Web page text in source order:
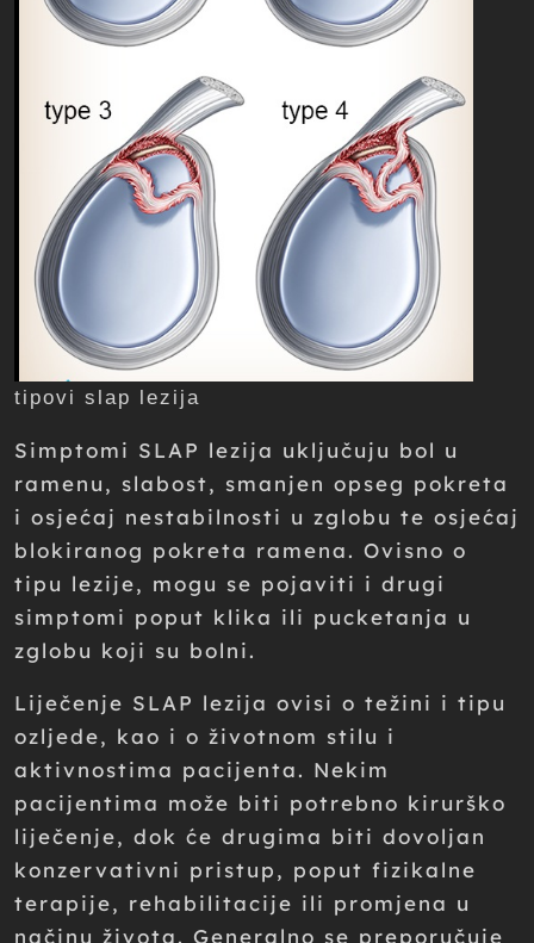
tipovi slap lezija
Simptomi SLAP lezija uključuju bol u
ramenu, slabost, smanjen opseg pokreta
i osjećaj nestabilnosti u zglobu te osjećaj
blokiranog pokreta ramena. Ovisno o
tipu lezije, mogu se pojaviti i drugi
simptomi poput klika ili pucketanja u
zglobu koji su bolni.
Liječenje SLAP lezija ovisi o težini i tipu
ozljede, kao i o životnom stilu i
aktivnostima pacijenta. Nekim
pacijentima može biti potrebno kirurško
liječenje, dok će drugima biti dovoljan
konzervativni pristup, poput fizikalne
terapije, rehabilitacije ili promjena u
načinu života. Generalno se preporučuje